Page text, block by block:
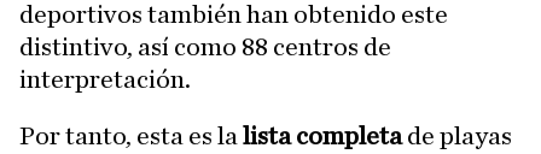
deportivos también han obtenido este
distintivo, así como 88 centros de
interpretación.
Por tanto, esta es la lista completade playas